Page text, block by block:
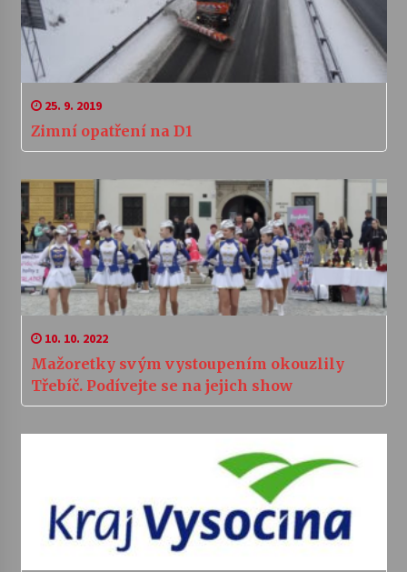
25. 9. 2019
Zimní opatření na D1
10. 10. 2022
Mažoretky svým vystoupením okouzlily
Třebíč. Podívejte se na jejich show